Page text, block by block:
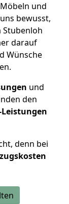
und
bewusst,
Stubenloh
darauf
Wünsche
und
den
Leistungen
denn bei